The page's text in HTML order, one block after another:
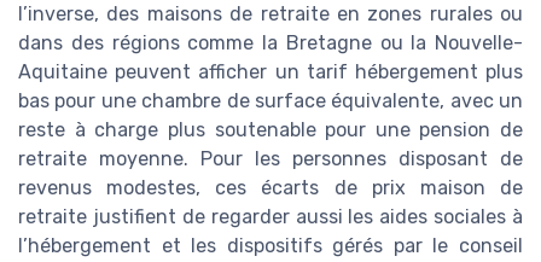
l’inverse, des maisons de retraite en zones rurales ou
dans des régions comme la Bretagne ou la Nouvelle-
Aquitaine peuvent afficher un tarif hébergement plus
bas pour une chambre de surface équivalente, avec un
reste à charge plus soutenable pour une pension de
retraite moyenne. Pour les personnes disposant de
revenus modestes, ces écarts de prix maison de
retraite justifient de regarder aussi les aides sociales à
l’hébergement et les dispositifs gérés par le conseil